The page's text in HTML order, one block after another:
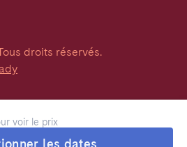
voir le prix
les dates
droits réservés.